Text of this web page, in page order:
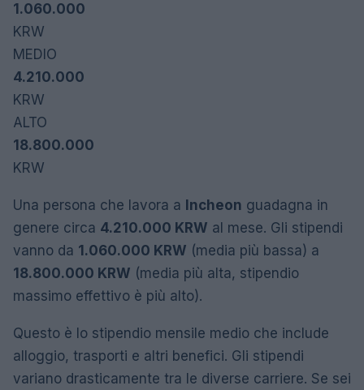
1.060.000
KRW
MEDIO
4.210.000
KRW
ALTO
18.800.000
KRW
Una persona che lavora a Incheon guadagna in
genere circa 4.210.000 KRW al mese. Gli stipendi
vanno da 1.060.000 KRW (media più bassa) a
18.800.000 KRW (media più alta, stipendio
massimo effettivo è più alto).
Questo è lo stipendio mensile medio che include
alloggio, trasporti e altri benefici. Gli stipendi
variano drasticamente tra le diverse carriere. Se sei